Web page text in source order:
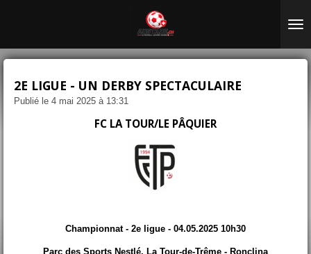
principal
2E LIGUE - UN DERBY SPECTACULAIRE
Publié le 4 mai 2025 à 13:31
FC LA TOUR/LE PÂQUIER
Championnat - 2e ligue - 04.05.2025 10h30
Parc des Sports Nestlé, La Tour-de-Trême - Ronclina